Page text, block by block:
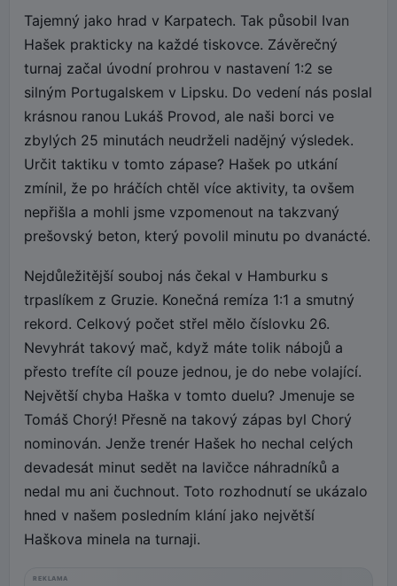
Tajemný jako hrad v Karpatech. Tak působil Ivan
Hašek prakticky na každé tiskovce. Závěrečný
turnaj začal úvodní prohrou v nastavení 1:2 se
silným Portugalskem v Lipsku. Do vedení nás poslal
krásnou ranou Lukáš Provod, ale naši borci ve
zbylých 25 minutách neudrželi nadějný výsledek.
Určit taktiku v tomto zápase? Hašek po utkání
zmínil, že po hráčích chtěl více aktivity, ta ovšem
nepřišla a mohli jsme vzpomenout na takzvaný
prešovský beton, který povolil minutu po dvanácté.
Nejdůležitější souboj nás čekal v Hamburku s
trpaslíkem z Gruzie. Konečná remíza 1:1 a smutný
rekord. Celkový počet střel mělo číslovku 26.
Nevyhrát takový mač, když máte tolik nábojů a
přesto trefíte cíl pouze jednou, je do nebe volající.
Největší chyba Haška v tomto duelu? Jmenuje se
Tomáš Chorý! Přesně na takový zápas byl Chorý
nominován. Jenže trenér Hašek ho nechal celých
devadesát minut sedět na lavičce náhradníků a
nedal mu ani čuchnout. Toto rozhodnutí se ukázalo
hned v našem posledním klání jako největší
Haškova minela na turnaji.
REKLAMA